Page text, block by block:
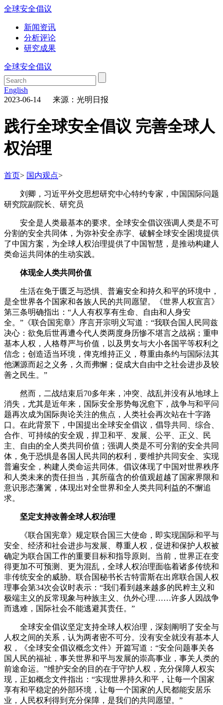
全球安全倡议
新闻资讯
分析评论
研究成果
全球安全倡议
English
2023-06-14 来源：光明日报
践行全球安全倡议 完善全球人
权治理
首页> 国内观点>
刘卿，习近平外交思想研究中心特约专家，中国国际问题
研究院副院长、研究员
安全是人类最基本的要求。全球安全倡议强调人类是不可
分割的安全共同体，为弥补安全赤字、破解全球安全困境提供
了中国方案，为全球人权治理提供了中国智慧，是推动构建人
类命运共同体的生动实践。
体现全人类共同价值
生活在免于匮乏与恐惧、普遍安全和持久和平的环境中，
是全世界各个国家和各族人民的共同愿望。《世界人权宣言》
第三条明确指出：“人人有权享有生命、自由和人身安
全。”《联合国宪章》序言开宗明义写道：“我联合国人民同兹
决心：欲免后世再遭今代人类两度身历惨不堪言之战祸；重申
基本人权，人格尊严与价值，以及男女与大小各国平等权利之
信念；创造适当环境，俾克维持正义，尊重由条约与国际法其
他渊源而起之义务，久而弗懈；促成大自由中之社会进步及较
善之民生。”
然而，二战结束后70多年来，冲突、战乱并没有从地球上
消失，尤其是近年来，国际安全形势每况愈下，战争与和平问
题再次成为国际舆论关注的焦点，人类社会再次站在十字路
口。在此背景下，中国提出全球安全倡议，倡导共同、综合、
合作、可持续的安全观，捍卫和平、发展、公平、正义、民
主、自由的全人类共同价值；强调人类是不可分割的安全共同
体，免于恐惧是各国人民共同的权利，要维护共同安全、实现
普遍安全，构建人类命运共同体。倡议体现了中国对世界秩序
和人类未来的责任担当，其所蕴含的价值观超越了国家界限和
意识形态藩篱，体现出对全世界和全人类共同利益的不懈追
求。
坚定支持改善全球人权治理
《联合国宪章》规定联合国三大使命，即实现国际和平与
安全、经济和社会进步与发展、尊重人权，促进和保护人权被
确定为联合国工作的重要目标和指导原则。当前，世界正在变
得更加不可预测、更为混乱，全球人权治理面临着诸多传统和
非传统安全的威胁。联合国秘书长古特雷斯在出席联合国人权
理事会第34次会议时表示：“我们看到越来越多的民粹主义和
极端主义的反常现象与种族主义、仇外心理……许多人因战争
而逃难，国际社会不能逃避其责任。”
全球安全倡议坚定支持全球人权治理，深刻阐明了安全与
人权之间的关系，认为两者密不可分。没有安全就没有基本人
权，《全球安全倡议概念文件》开篇写道：“安全问题事关各
国人民的福祉，事关世界和平与发展的崇高事业，事关人类的
前途命运。”维护安全的目的在于守护人权，充分保障人权实
现，正如概念文件指出：“实现世界持久和平，让每一个国家
享有和平稳定的外部环境，让每一个国家的人民都能安居乐
业，人民权利得到充分保障，是我们的共同愿望。”